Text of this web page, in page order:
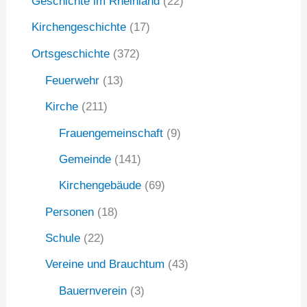
Kirchengeschichte (17)
Ortsgeschichte (372)
Feuerwehr (13)
Kirche (211)
Frauengemeinschaft (9)
Gemeinde (141)
Kirchengebäude (69)
Personen (18)
Schule (22)
Vereine und Brauchtum (43)
Bauernverein (3)